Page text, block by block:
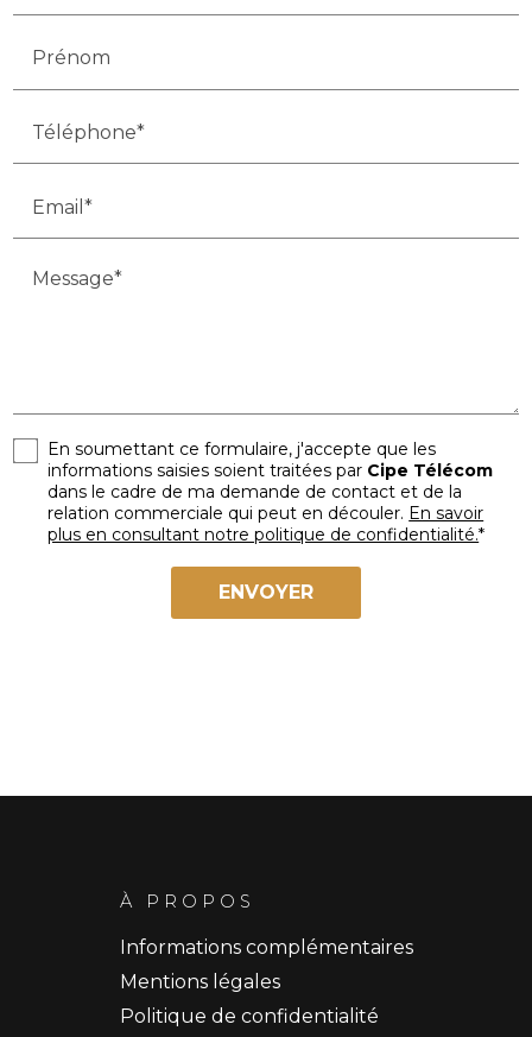
Prénom
Téléphone*
Email*
Message*
En soumettant ce formulaire, j'accepte que les
informations saisies soient traitées par Cipe Télécom
dans le cadre de ma demande de contact et de la
relation commerciale qui peut en découler. En savoir
plus en consultant notre politique de confidentialité.*
À PROPOS
Informations complémentaires
Mentions légales
Politique de confidentialité